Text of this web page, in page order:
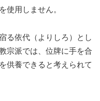
使用しません。
る依代（よりしろ）とし
宗派では、位牌に手を合
供養できると考えられて